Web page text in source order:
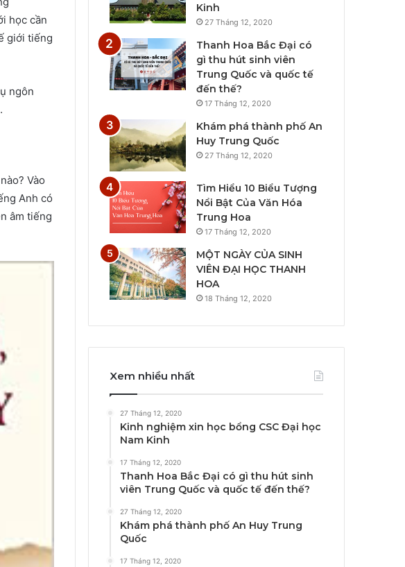
học cần
giới tiếng
ngôn
Vào
Anh có
âm tiếng
Kinh
27 Tháng 12, 2020
Thanh Hoa Bắc Đại có
gì thu hút sinh viên
Trung Quốc và quốc tế
đến thế?
17 Tháng 12, 2020
Khám phá thành phố An
Huy Trung Quốc
27 Tháng 12, 2020
Tìm Hiểu 10 Biểu Tượng
Nổi Bật Của Văn Hóa
Trung Hoa
17 Tháng 12, 2020
MỘT NGÀY CỦA SINH
VIÊN ĐẠI HỌC THANH
HOA
18 Tháng 12, 2020
Xem nhiều nhất
27 Tháng 12, 2020
Kinh nghiệm xin học bổng CSC Đại học
Nam Kinh
17 Tháng 12, 2020
Thanh Hoa Bắc Đại có gì thu hút sinh
viên Trung Quốc và quốc tế đến thế?
27 Tháng 12, 2020
Khám phá thành phố An Huy Trung
Quốc
17 Tháng 12, 2020